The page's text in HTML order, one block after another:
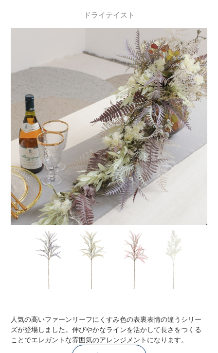
ドライテイスト
人気の高いファーンリーフにくすみ色の表裏表情の違うシリー
ズが登場しました。伸びやかなラインを活かして長さをつくる
ことでエレガントな雰囲気のアレンジメントになります。